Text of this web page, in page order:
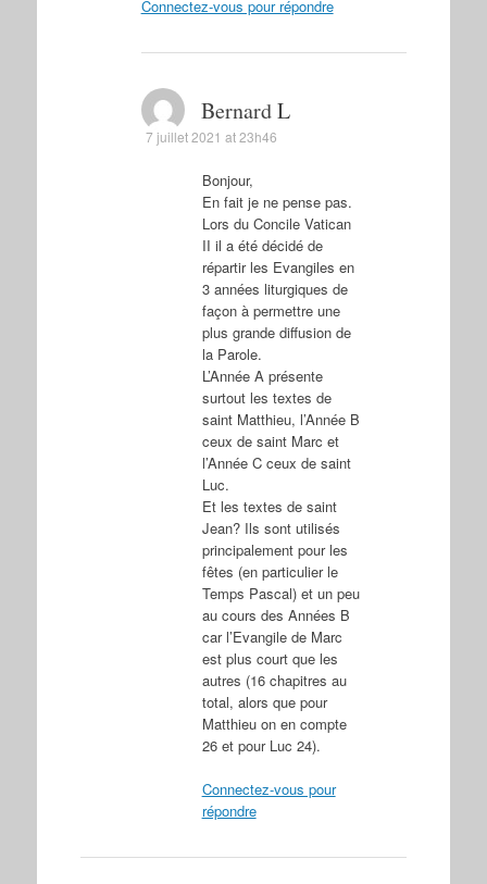
Connectez-vous pour répondre
Bernard L
7 juillet 2021 at 23h46
Bonjour,
En fait je ne pense pas.
Lors du Concile Vatican
II il a été décidé de
répartir les Evangiles en
3 années liturgiques de
façon à permettre une
plus grande diffusion de
la Parole.
L’Année A présente
surtout les textes de
saint Matthieu, l’Année B
ceux de saint Marc et
l’Année C ceux de saint
Luc.
Et les textes de saint
Jean? Ils sont utilisés
principalement pour les
fêtes (en particulier le
Temps Pascal) et un peu
au cours des Années B
car l’Evangile de Marc
est plus court que les
autres (16 chapitres au
total, alors que pour
Matthieu on en compte
26 et pour Luc 24).
Connectez-vous pour
répondre